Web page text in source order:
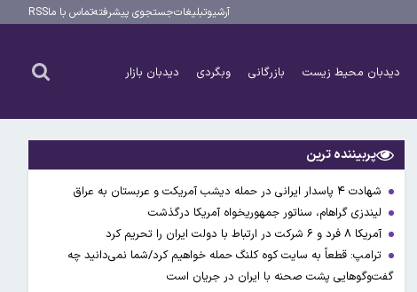
آرشیوتبلیغاتجستجوی پیشرفتهتماس با ماRSS
دیدبان محیط زیست بازرگانی وبگردی دیدبان بازار
پربیننده ترین
شهادت ۴ پاسدار ایرانی در حمله دیشب آمریکت و عربستان به عراق
لیندزی گراهام، سناتور جمهوریخواه آمریکا درگذشت
آمریکا ۸ فرد و ۶ شرکت در ارتباط با دولت ایران را تحریم کرد
ترامپ: قطعاً به سایت کوه کلنگ حمله خواهیم کرد/شما نمی‌دانید چه
گفت‌وگوهایی پشت صحنه با ایران در جریان است